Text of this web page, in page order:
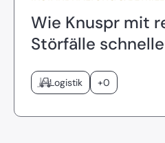
Wie Knuspr mit
Störfälle
Logistik +0